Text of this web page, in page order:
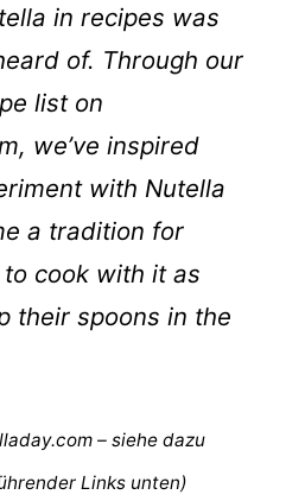
in recipes was
of. Through our
list on
we’ve inspired
with Nutella
a tradition for
cook with it as
their spoons in the
– siehe dazu
Links unten)